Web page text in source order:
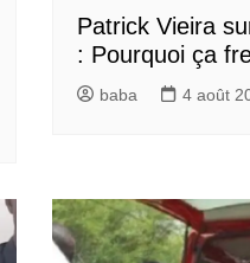
Patrick Vieira
: Pourquoi ça
baba 4 août